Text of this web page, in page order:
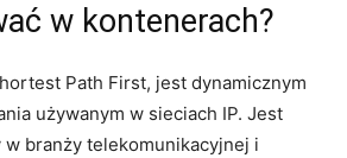
w kontenerach?
Path First, jest dynamicznym
używanym ‍w sieciach IP. Jest
branży telekomunikacyjnej i